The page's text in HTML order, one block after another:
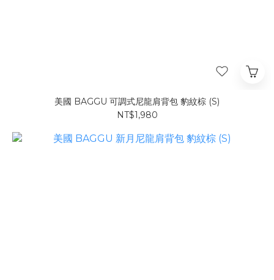
美國 BAGGU 可調式尼龍肩背包 豹紋棕 (S)
NT$1,980